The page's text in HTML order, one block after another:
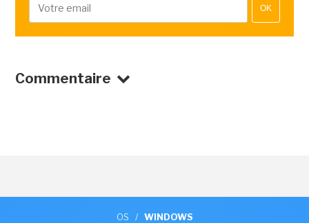
OK
Commentaire
OS / WINDOWS